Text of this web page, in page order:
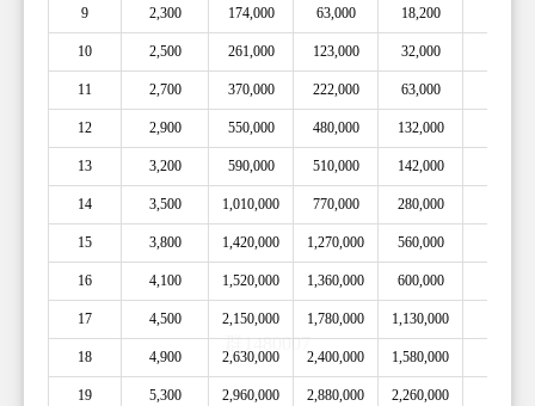
9 2,300 174,000 63,000 18,200
10 2,500 261,000 123,000 32,000
11 2,700 370,000 222,000 63,000
12 2,900 550,000 480,000 132,000
13 3,200 590,000 510,000 142,000
14 3,500 1,010,000 770,000 280,000
15 3,800 1,420,000 1,270,000 560,000
16 4,100 1,520,000 1,360,000 600,000
17 4,500 2,150,000 1,780,000 1,130,000
18 4,900 2,630,000 2,400,000 1,580,000
19 5,300 2,960,000 2,880,000 2,260,000